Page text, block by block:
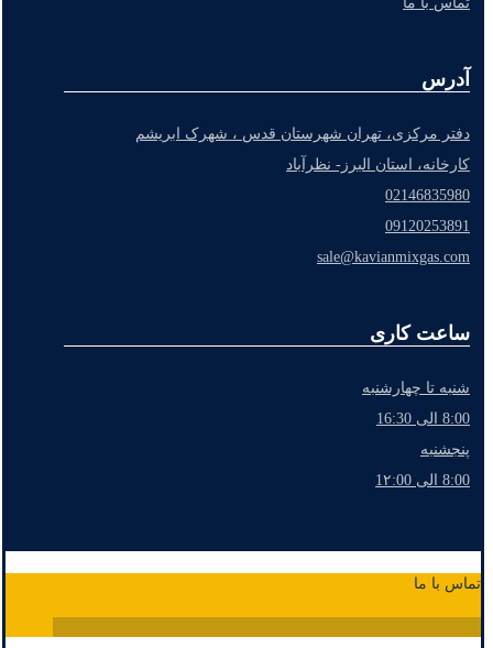
آدرس
دفتر مرکزی، تهران شهرستان قدس ، شهرک ابریشم
کارخانه، استان البرز- نظرآباد
02146835980
09120253891
sale@kavianmixgas.com
ساعت کاری
شنبه تا چهارشنبه
8:00 الی 16:30
پنجشنبه
8:00 الی 1۲:00
تماس با ما